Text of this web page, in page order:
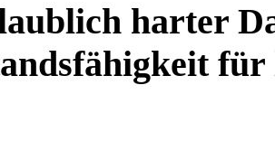
harter
für